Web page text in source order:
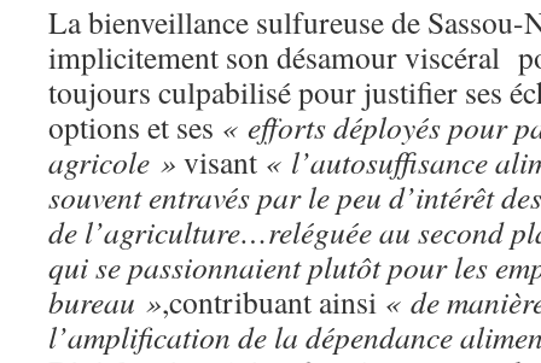
La bienveillance sulfureuse de Sassou-
implicitement son désamour viscéral
toujours culpabilisé pour justifier ses
options et ses « efforts déployés pour
agricole » visant « l’autosuffisance
souvent entravés par le peu d’intérêt
de l’agriculture…reléguée au second
qui se passionnaient plutôt pour les
bureau »,contribuant ainsi « de
l’amplification de la dépendance